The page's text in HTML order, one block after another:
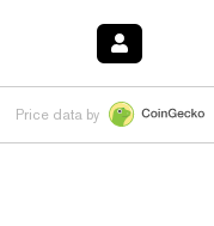
-2.70%HYPE $54.47 -
Price data by